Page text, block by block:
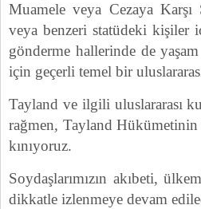
Muamele veya Cezaya Karşı
veya benzeri statüdeki kişiler
gönderme hallerinde de
için geçerli temel bir
Tayland ve ilgili uluslararası
rağmen, Tayland Hükümetinin
kınıyoruz.
Soydaşlarımızın akıbeti,
dikkatle izlenmeye devam